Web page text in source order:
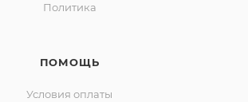
Политика
ПОМОЩЬ
Условия оплаты